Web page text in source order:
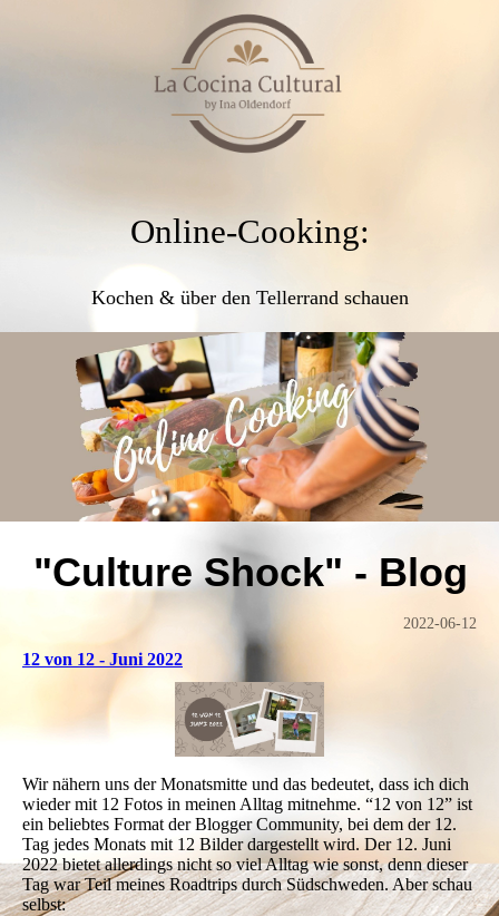
Online-Cooking:
Kochen & über den Tellerrand schauen
"Culture Shock" - Blog
2022-06-12
12 von 12 - Juni 2022
Wir nähern uns der Monatsmitte und das bedeutet, dass ich dich
wieder mit 12 Fotos in meinen Alltag mitnehme. “12 von 12” ist
ein beliebtes Format der Blogger Community, bei dem der 12.
Tag jedes Monats mit 12 Bilder dargestellt wird. Der 12. Juni
2022 bietet allerdings nicht so viel Alltag wie sonst, denn dieser
Tag war Teil meines Roadtrips durch Südschweden. Aber schau
selbst: